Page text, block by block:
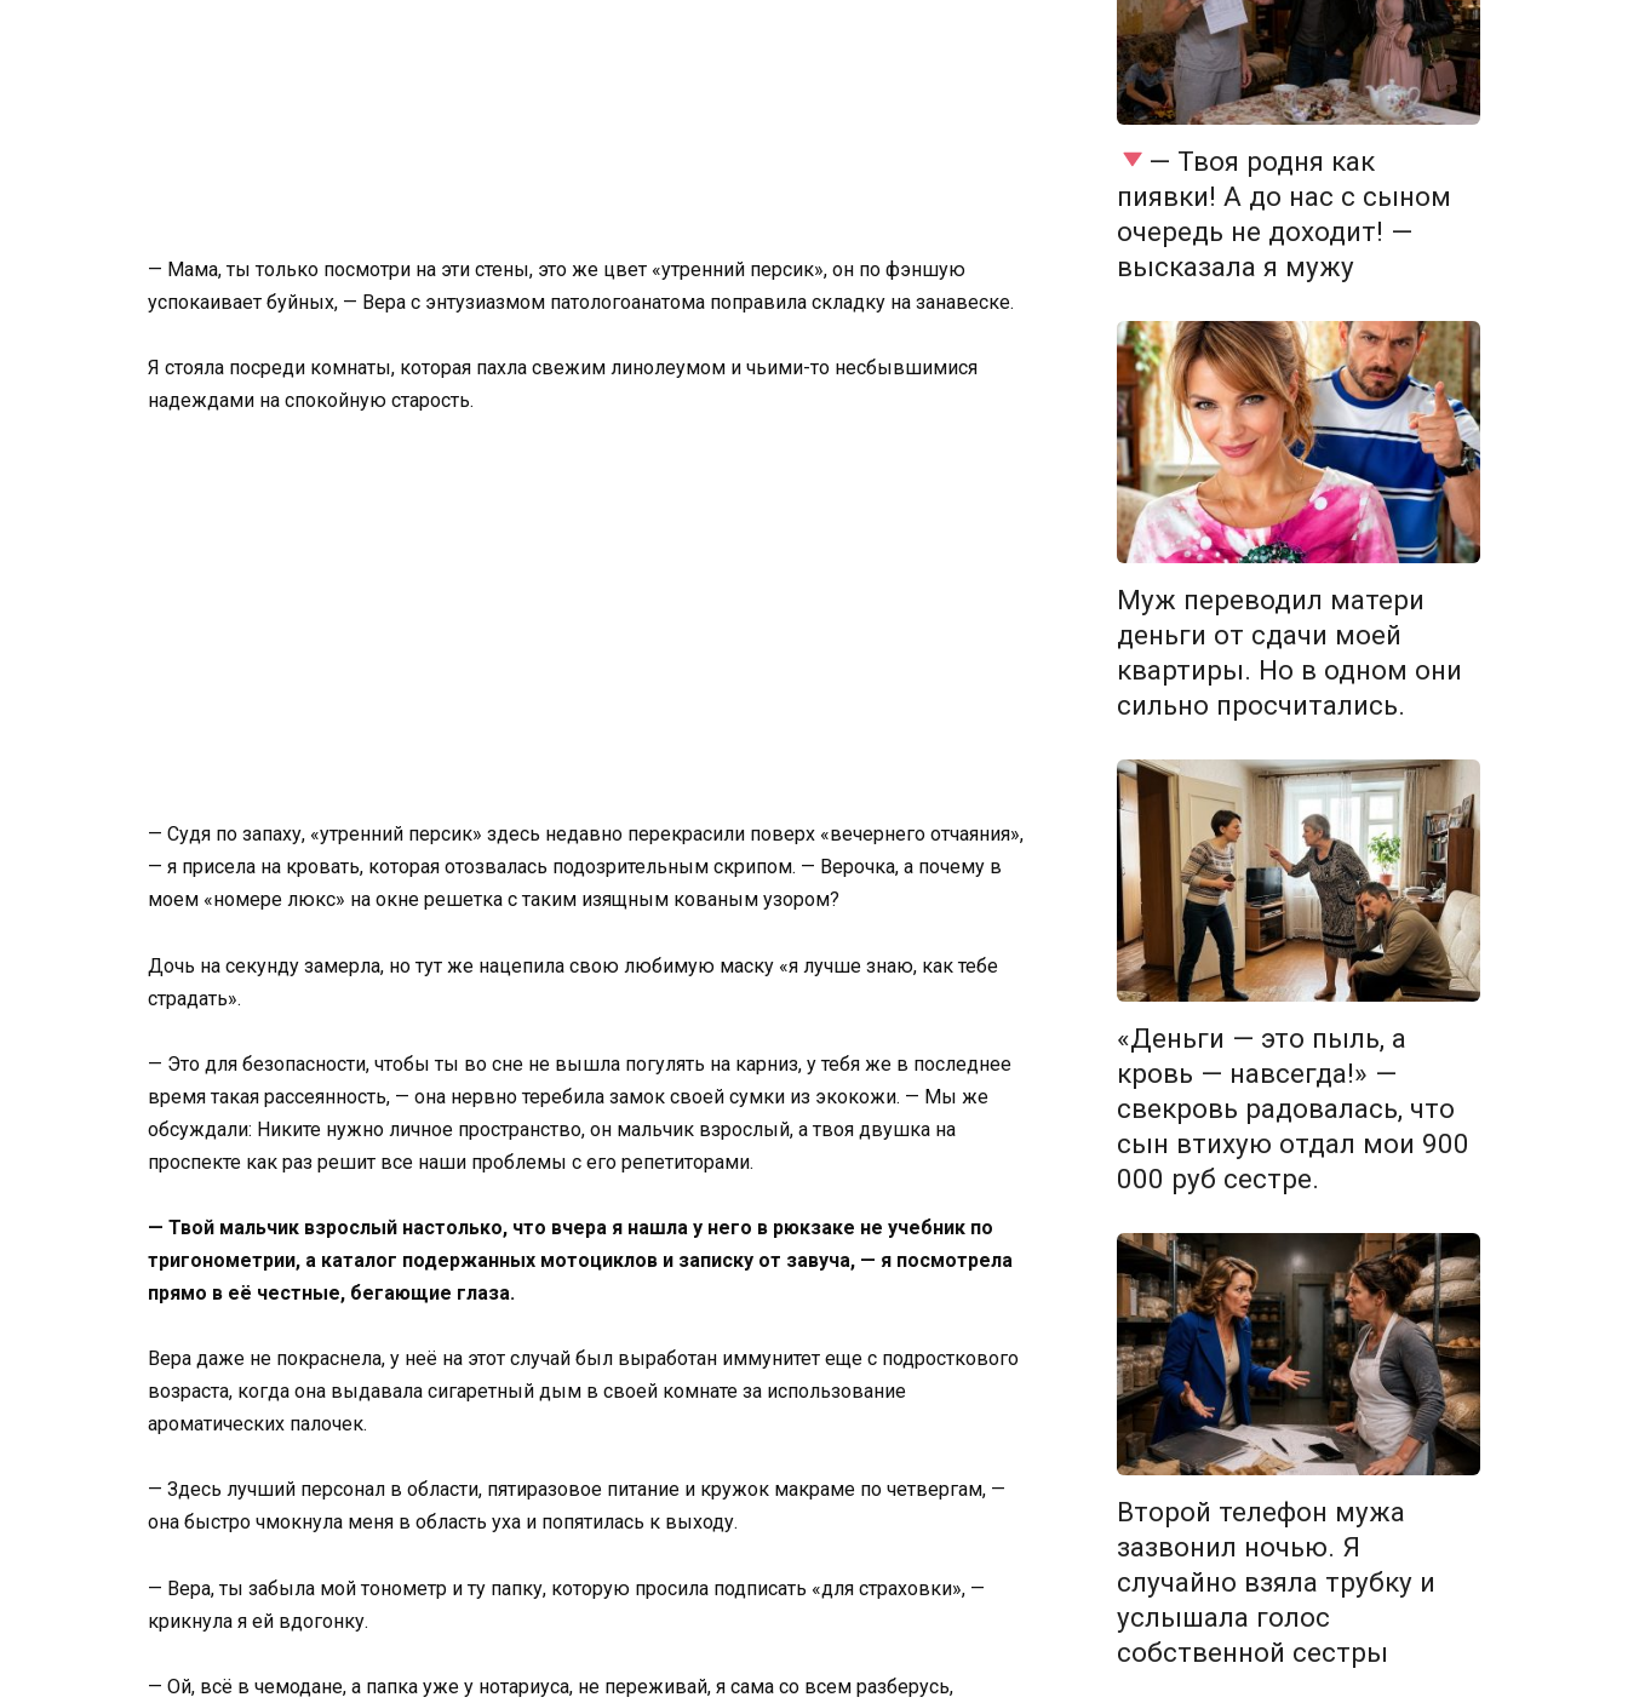
— Мама, ты только посмотри на эти стены, это же цвет «утренний персик», он по фэншую
успокаивает буйных, — Вера с энтузиазмом патологоанатома поправила складку на занавеске.
Я стояла посреди комнаты, которая пахла свежим линолеумом и чьими-то несбывшимися
надеждами на спокойную старость.
— Судя по запаху, «утренний персик» здесь недавно перекрасили поверх «вечернего отчаяния»,
— я присела на кровать, которая отозвалась подозрительным скрипом. — Верочка, а почему в
моем «номере люкс» на окне решетка с таким изящным кованым узором?
Дочь на секунду замерла, но тут же нацепила свою любимую маску «я лучше знаю, как тебе
страдать».
— Это для безопасности, чтобы ты во сне не вышла погулять на карниз, у тебя же в последнее
время такая рассеянность, — она нервно теребила замок своей сумки из экокожи. — Мы же
обсуждали: Никите нужно личное пространство, он мальчик взрослый, а твоя двушка на
проспекте как раз решит все наши проблемы с его репетиторами.
— Твой мальчик взрослый настолько, что вчера я нашла у него в рюкзаке не учебник по
тригонометрии, а каталог подержанных мотоциклов и записку от завуча, — я посмотрела
прямо в её честные, бегающие глаза.
Вера даже не покраснела, у неё на этот случай был выработан иммунитет еще с подросткового
возраста, когда она выдавала сигаретный дым в своей комнате за использование
ароматических палочек.
— Здесь лучший персонал в области, пятиразовое питание и кружок макраме по четвергам, —
она быстро чмокнула меня в область уха и попятилась к выходу.
— Вера, ты забыла мой тонометр и ту папку, которую просила подписать «для страховки», —
крикнула я ей вдогонку.
— Ой, всё в чемодане, а папка уже у нотариуса, не переживай, я сама со всем разберусь,
— Твоя родня как
пиявки! А до нас с сыном
очередь не доходит! —
высказала я мужу
Муж переводил матери
деньги от сдачи моей
квартиры. Но в одном они
сильно просчитались.
«Деньги — это пыль, а
кровь — навсегда!» —
свекровь радовалась, что
сын втихую отдал мои 900
000 руб сестре.
Второй телефон мужа
зазвонил ночью. Я
случайно взяла трубку и
услышала голос
собственной сестры